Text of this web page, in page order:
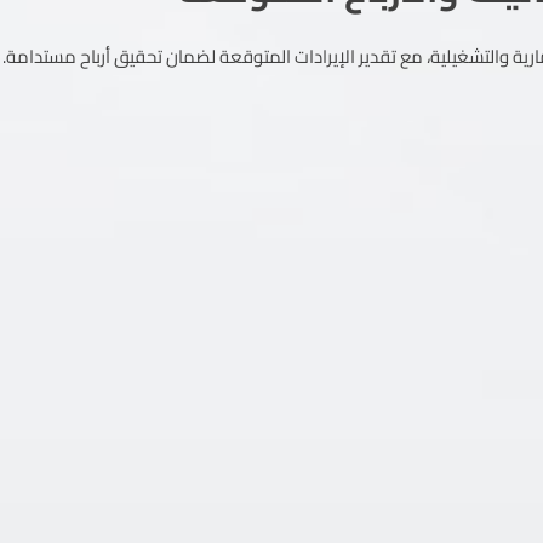
والتشغيلية، مع تقدير الإيرادات المتوقعة لضمان تحقيق أرباح مستدامة.